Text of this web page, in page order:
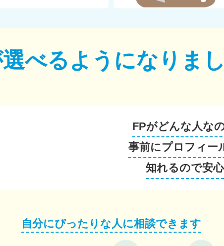
べるようになりま
FPがどんな人な
事前にプロフィー
知れるので安心
自分にぴったりな人に相談できます